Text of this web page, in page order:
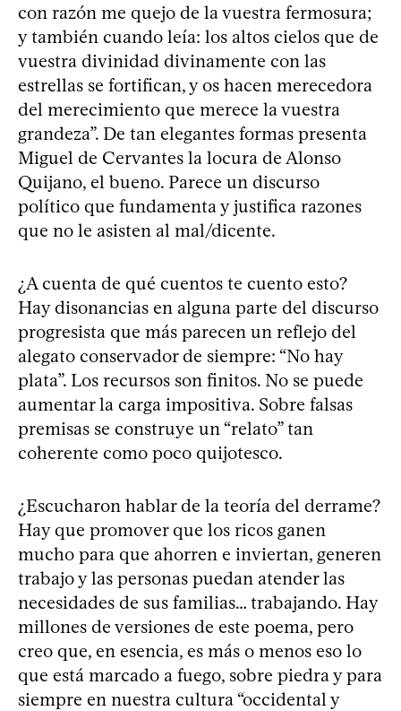
con razón me quejo de la vuestra fermosura;
y también cuando leía: los altos cielos que de
vuestra divinidad divinamente con las
estrellas se fortifican, y os hacen merecedora
del merecimiento que merece la vuestra
grandeza”. De tan elegantes formas presenta
Miguel de Cervantes la locura de Alonso
Quijano, el bueno. Parece un discurso
político que fundamenta y justifica razones
que no le asisten al mal/dicente.
¿A cuenta de qué cuentos te cuento esto?
Hay disonancias en alguna parte del discurso
progresista que más parecen un reflejo del
alegato conservador de siempre: “No hay
plata”. Los recursos son finitos. No se puede
aumentar la carga impositiva. Sobre falsas
premisas se construye un “relato” tan
coherente como poco quijotesco.
¿Escucharon hablar de la teoría del derrame?
Hay que promover que los ricos ganen
mucho para que ahorren e inviertan, generen
trabajo y las personas puedan atender las
necesidades de sus familias… trabajando. Hay
millones de versiones de este poema, pero
creo que, en esencia, es más o menos eso lo
que está marcado a fuego, sobre piedra y para
siempre en nuestra cultura “occidental y